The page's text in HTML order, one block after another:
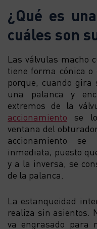
¿Qué es
cuáles son
Las válvulas macho
tiene forma cónica o
porque, cuando
una palanca y
extremos de la
accionamiento se
ventana del
accionamiento
inmediata, puesto
y a la inversa, se
de la palanca.
La estanqueidad
realiza sin asientos.
va engrasado para